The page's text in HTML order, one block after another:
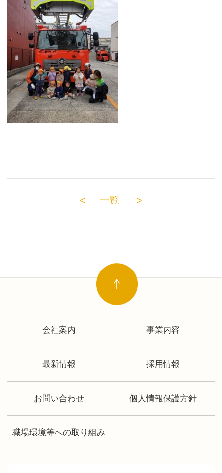
< 一覧 >
会社案内 事業内容
最新情報 採用情報
お問い合わせ 個人情報保護方針
職場環境等への取り組み